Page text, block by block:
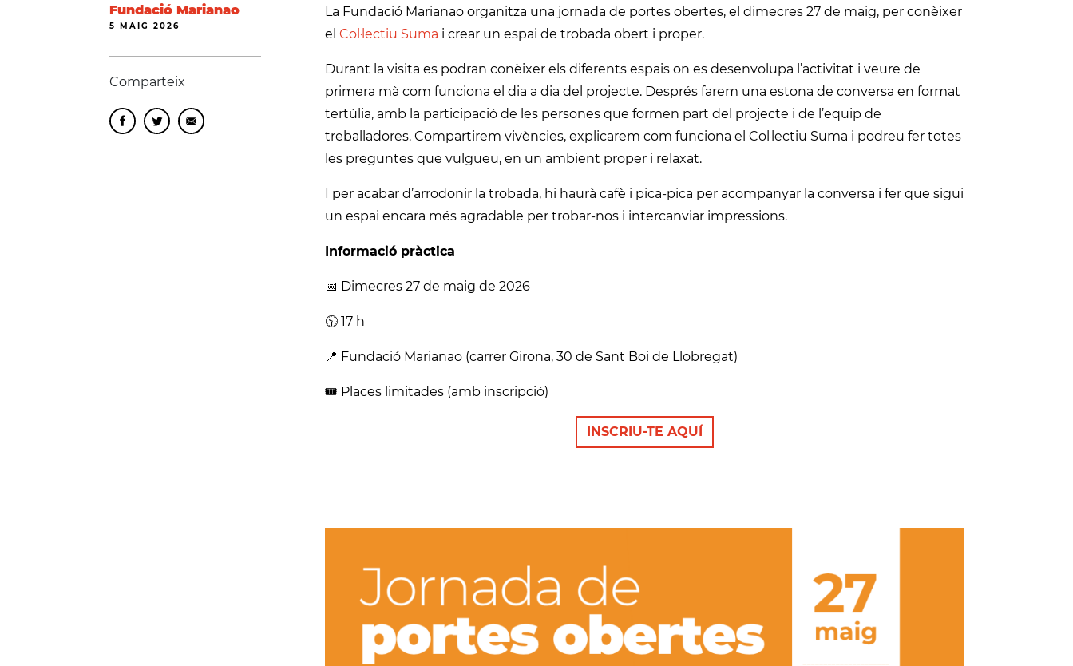
Fundació Marianao
5 MAIG 2026
Comparteix
La Fundació Marianao organitza una jornada de portes obertes, el dimecres 27 de maig, per conèixer
el Col·lectiu Suma i crear un espai de trobada obert i proper.
Durant la visita es podran conèixer els diferents espais on es desenvolupa l’activitat i veure de
primera mà com funciona el dia a dia del projecte. Després farem una estona de conversa en format
tertúlia, amb la participació de les persones que formen part del projecte i de l’equip de
treballadores. Compartirem vivències, explicarem com funciona el Col·lectiu Suma i podreu fer totes
les preguntes que vulgueu, en un ambient proper i relaxat.
I per acabar d’arrodonir la trobada, hi haurà cafè i pica-pica per acompanyar la conversa i fer que sigui
un espai encara més agradable per trobar-nos i intercanviar impressions.
Informació pràctica
📅 Dimecres 27 de maig de 2026
🕥 17 h
📍 Fundació Marianao (carrer Girona, 30 de Sant Boi de Llobregat)
🎟️ Places limitades (amb inscripció)
INSCRIU-TE AQUÍ